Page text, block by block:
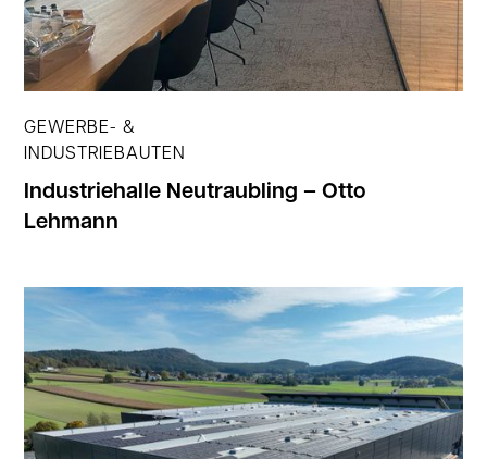
Jetzt ansehen
GEWERBE- &
INDUSTRIEBAUTEN
Industriehalle Neutraubling – Otto
Lehmann